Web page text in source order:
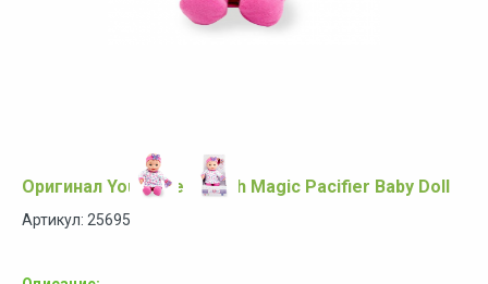
Оригинал You & Me 12 inch Magic Pacifier Baby Doll
Артикул: 25695